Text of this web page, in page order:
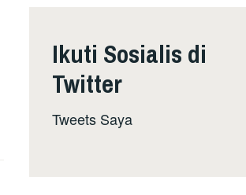
Ikuti Sosialis di
Twitter
Tweets Saya